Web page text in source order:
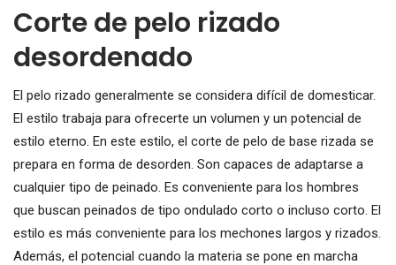
Corte de pelo rizado
desordenado
El pelo rizado generalmente se considera difícil de domesticar.
El estilo trabaja para ofrecerte un volumen y un potencial de
estilo eterno. En este estilo, el corte de pelo de base rizada se
prepara en forma de desorden. Son capaces de adaptarse a
cualquier tipo de peinado. Es conveniente para los hombres
que buscan peinados de tipo ondulado corto o incluso corto. El
estilo es más conveniente para los mechones largos y rizados.
Además, el potencial cuando la materia se pone en marcha